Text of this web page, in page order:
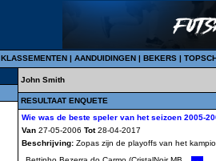
KLASSEMENTEN | AANDUIDINGEN | BEKERS |
John Smith
RESULTAAT ENQUETE
Wie was de beste speler van het seizoen 2005-
Van 27-05-2006 Tot28-04-2017
Beschrijving: Zopas zijn de playoffs van het